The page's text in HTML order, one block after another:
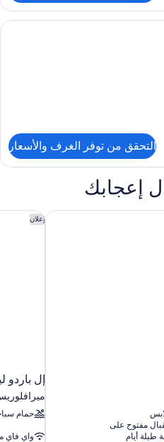
ألحفة محشوة بالريش وميني بار وخزنة
التحقق من توفر الغرف والأسعار
إعجابك
مفتوح على
طيلة أيام
إعلان
إل باردو
حمام
واي فاي
إل باردو